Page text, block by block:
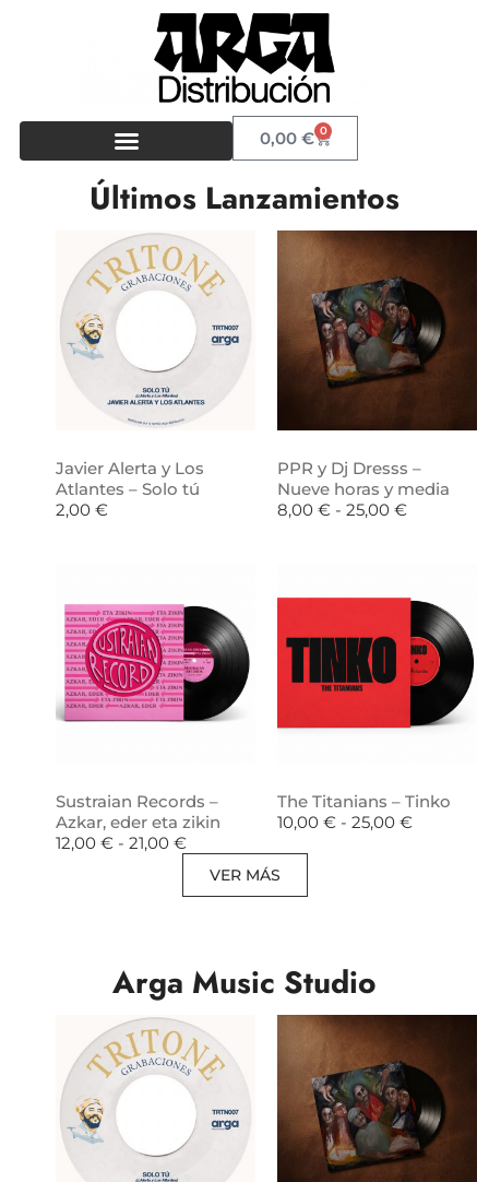
0,00€ 0
Últimos Lanzamientos
Javier Alerta y Los
Atlantes – Solo tú
2,00 €
PPR y Dj Dresss –
Nueve horas y media
8,00 € - 25,00 €
Sustraian Records –
Azkar, eder eta zikin
12,00 € - 21,00 €
The Titanians – Tinko
10,00 € - 25,00 €
VER MÁS
Arga Music Studio